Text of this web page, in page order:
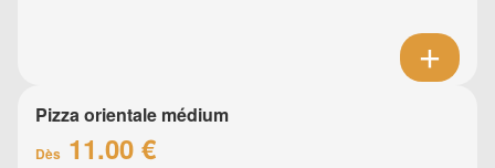
Pizza orientale médium
Dès 11.00 €